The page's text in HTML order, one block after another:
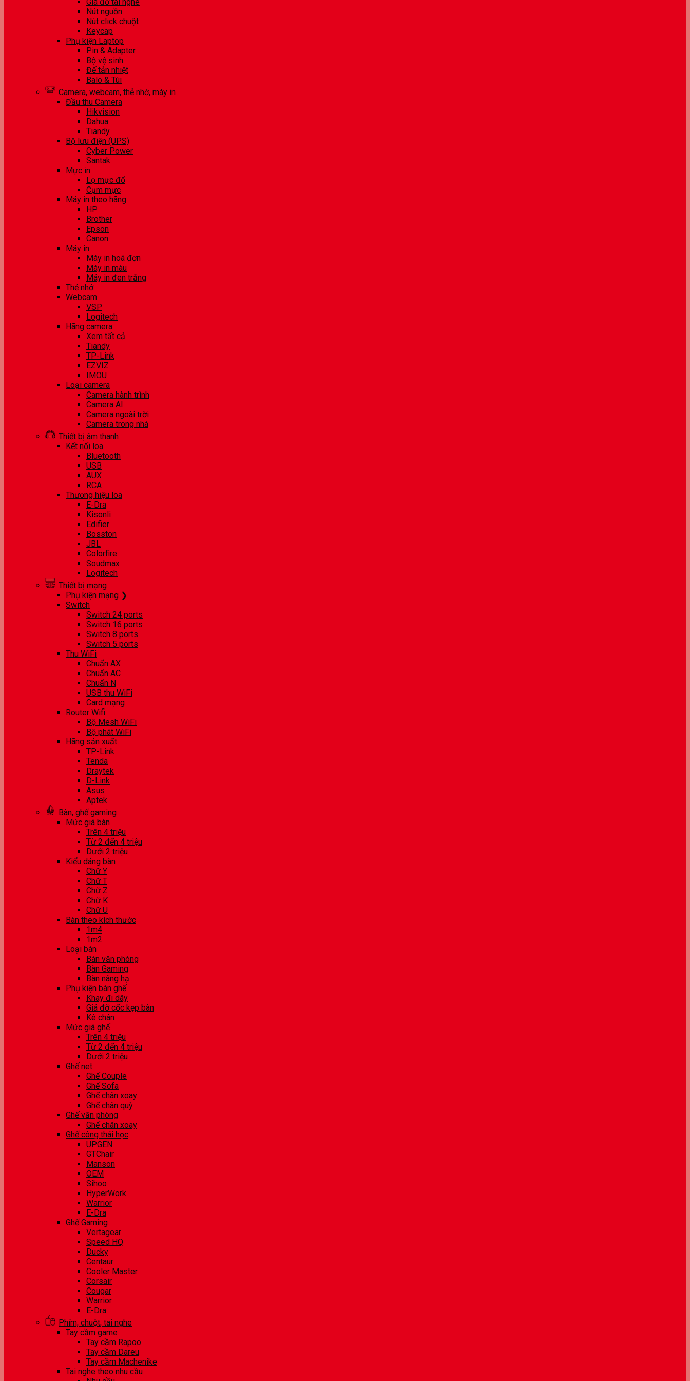
Nút nguồn
Nút click chuột
Keycap
Phụ kiện Laptop
Pin & Adapter
Bộ vệ sinh
Đế tản nhiệt
Balo & Túi
Camera, webcam, thẻ nhớ, máy in
Đầu thu Camera
Hikvision
Dahua
Tiandy
Bộ lưu điện (UPS)
Cyber Power
Santak
Mực in
Lọ mực đổ
Cụm mực
Máy in theo hãng
HP
Brother
Epson
Canon
Máy in
Máy in hoá đơn
Máy in màu
Máy in đen trắng
Thẻ nhớ
Webcam
VSP
Logitech
Hãng camera
Xem tất cả
Tiandy
TP-Link
EZVIZ
IMOU
Loại camera
Camera hành trình
Camera AI
Camera ngoài trời
Camera trong nhà
Thiết bị âm thanh
Kết nối loa
Bluetooth
USB
AUX
RCA
Thương hiệu loa
E-Dra
Kisonli
Edifier
Bosston
JBL
Colorfire
Soudmax
Logitech
Thiết bị mạng
Phụ kiện mạng ❯
Switch
Switch 24 ports
Switch 16 ports
Switch 8 ports
Switch 5 ports
Thu WiFi
Chuẩn AX
Chuẩn AC
Chuẩn N
USB thu WiFi
Card mạng
Router Wifi
Bộ Mesh WiFi
Bộ phát WiFi
Hãng sản xuất
TP-Link
Tenda
Draytek
D-Link
Asus
Aptek
Bàn, ghế gaming
Mức giá bàn
Trên 4 triệu
Từ 2 đến 4 triệu
Dưới 2 triệu
Kiểu dáng bàn
Chữ Y
Chữ T
Chữ Z
Chữ K
Chữ U
Bàn theo kích thước
1m4
1m2
Loại bàn
Bàn văn phòng
Bàn Gaming
Bàn nâng hạ
Phụ kiện bàn ghế
Khay đi dây
Giá đỡ cốc kẹp bàn
Kê chân
Mức giá ghế
Trên 4 triệu
Từ 2 đến 4 triệu
Dưới 2 triệu
Ghế net
Ghế Couple
Ghế Sofa
Ghế chân xoay
Ghế chân quỳ
Ghế văn phòng
Ghế chân xoay
Ghế công thái học
UPGEN
GTChair
Manson
OEM
Sihoo
HyperWork
Warrior
E-Dra
Ghế Gaming
Vertagear
Speed HQ
Ducky
Centaur
Cooler Master
Corsair
Cougar
Warrior
E-Dra
Phím, chuột, tai nghe
Tay cầm game
Tay cầm Rapoo
Tay cầm Dareu
Tay cầm Machenike
Tai nghe theo nhu cầu